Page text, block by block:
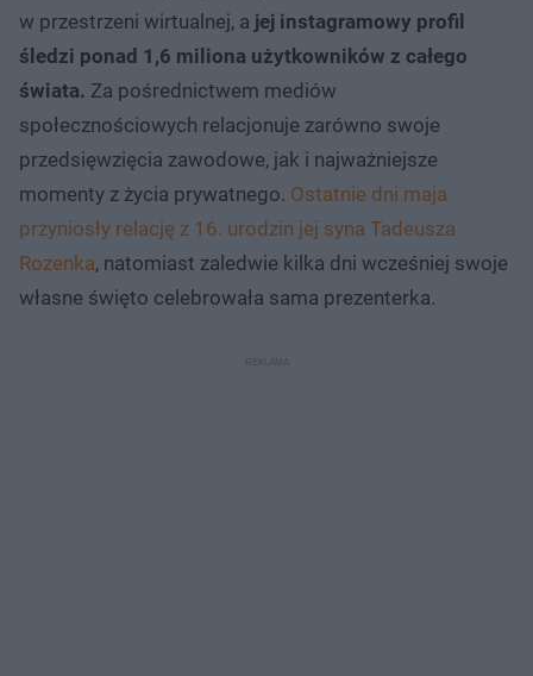
w przestrzeni wirtualnej, a jej instagramowy profil
śledzi ponad 1,6 miliona użytkowników z całego
świata. Za pośrednictwem mediów
społecznościowych relacjonuje zarówno swoje
przedsięwzięcia zawodowe, jak i najważniejsze
momenty z życia prywatnego. Ostatnie dni maja
przyniosły relację z 16. urodzin jej syna Tadeusza
Rozenka, natomiast zaledwie kilka dni wcześniej swoje
własne święto celebrowała sama prezenterka.